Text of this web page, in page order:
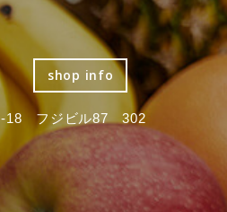
shop info
18 フジビル87 302